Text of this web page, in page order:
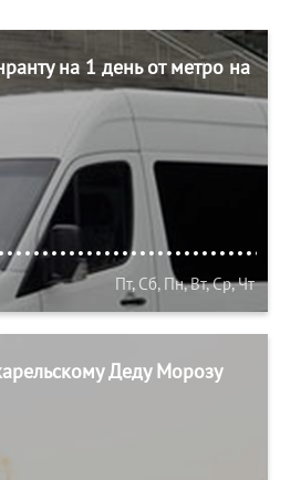
на 1 день от метро на
Пт, Сб, Пн, Вт, Ср, Чт
Деду Морозу